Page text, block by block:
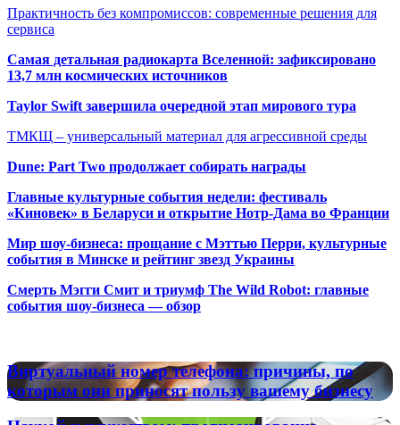
Практичность без компромиссов: современные решения для
сервиса
Самая детальная радиокарта Вселенной: зафиксировано
13,7 млн космических источников
Taylor Swift завершила очередной этап мирового тура
ТМКЩ – универсальный материал для агрессивной среды
Dune: Part Two продолжает собирать награды
Главные культурные события недели: фестиваль
«Киновек» в Беларуси и открытие Нотр-Дама во Франции
Мир шоу-бизнеса: прощание с Мэттью Перри, культурные
события в Минске и рейтинг звезд Украины
Смерть Мэгги Смит и триумф The Wild Robot: главные
события шоу-бизнеса — обзор
Виртуальный
номер
телефона:
причины,
Виртуальный номер телефона: причины, по
которым они приносят пользу вашему бизнесу